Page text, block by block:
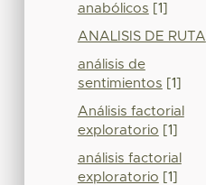
anabólicos [1]
ANALISIS DE RUTA
análisis de
sentimientos [1]
Análisis factorial
exploratorio [1]
análisis factorial
exploratorio [1]